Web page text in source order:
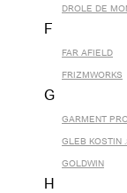
DROLE DE
F
FAR AFIELD
FRIZMWORKS
G
GARMENT
GLEB KOSTIN
GOLDWIN
H